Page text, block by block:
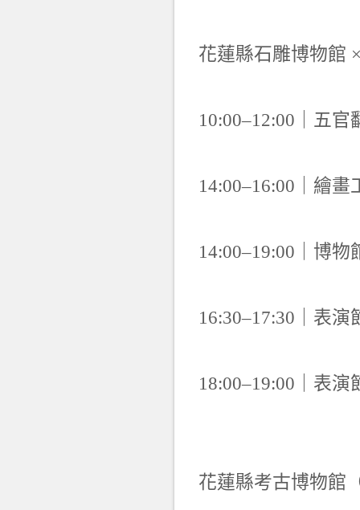
花蓮縣石雕博物館
10:00–12:00｜五官
14:00–16:00｜繪畫
14:00–19:00｜博
16:30–17:30｜表演
18:00–19:00｜表演
花蓮縣考古博物館